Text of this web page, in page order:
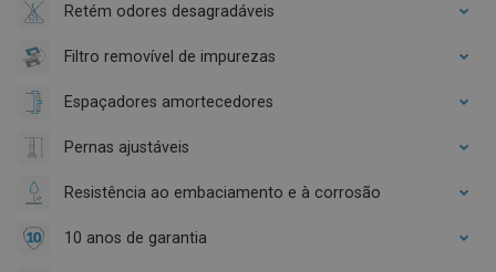
Retém odores desagradáveis
Filtro removível de impurezas
Espaçadores amortecedores
Pernas ajustáveis
Resistência ao embaciamento e à corrosão
10 anos de garantia